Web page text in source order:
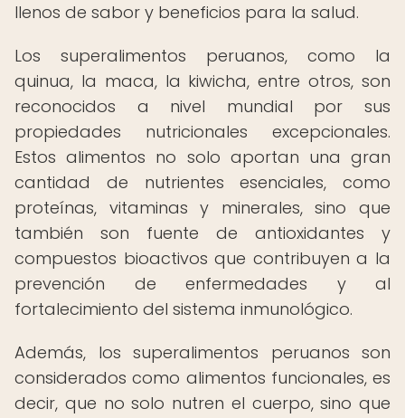
llenos de sabor y beneficios para la salud.
Los superalimentos peruanos, como la
quinua, la maca, la kiwicha, entre otros, son
reconocidos a nivel mundial por sus
propiedades nutricionales excepcionales.
Estos alimentos no solo aportan una gran
cantidad de nutrientes esenciales, como
proteínas, vitaminas y minerales, sino que
también son fuente de antioxidantes y
compuestos bioactivos que contribuyen a la
prevención de enfermedades y al
fortalecimiento del sistema inmunológico.
Además, los superalimentos peruanos son
considerados como alimentos funcionales, es
decir, que no solo nutren el cuerpo, sino que